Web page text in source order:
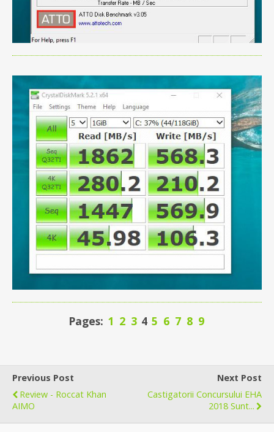
Pages: 1 2 3 4 5 6 7 8 9
Previous Post
Review - Roccat Khan
AIMO
Next Post
Castigatorii Concursului EHA
2018 Sunt...